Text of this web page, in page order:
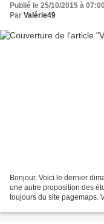
Publié le 25/10/2015 à
Par Valérie49
Bonjour, Voici le dernier
une autre proposition des
toujours du site pagemaps.